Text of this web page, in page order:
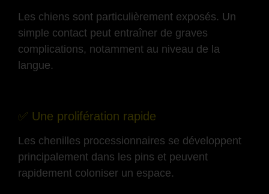
Les chiens sont particulièrement exposés. Un
simple contact peut entraîner de graves
complications, notamment au niveau de la
langue.
✅ Une prolifération rapide
Les chenilles processionnaires se développent
principalement dans les pins et peuvent
rapidement coloniser un espace.